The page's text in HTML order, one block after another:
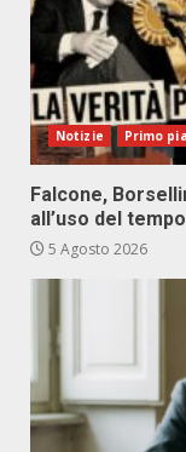
Notizie Primo
Falcone,
all’uso del tempo
5 Agosto 2026